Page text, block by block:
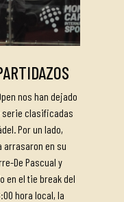
nos han dejado
serie clasificadas
Por un lado,
arrasaron en su
De Pascual y
en el tie break del
hora local, la